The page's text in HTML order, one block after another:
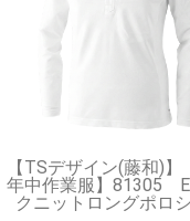
【TSデザイン(藤和)】
年中作業服】81305
クニットロングポロ